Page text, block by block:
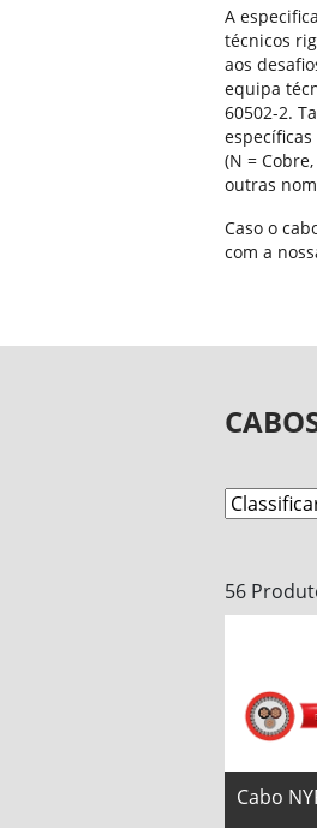
A
técnicos
aos
equipa
60502-2.
(N =
outras
Caso o
com a
56
Cabo